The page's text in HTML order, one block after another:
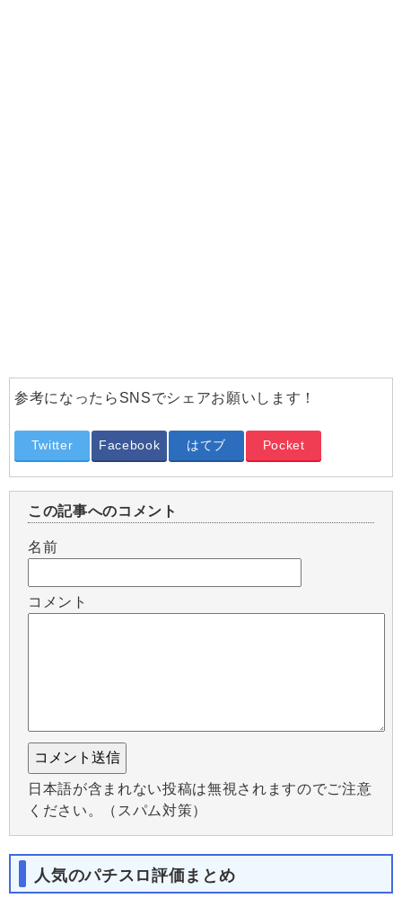
参考になったらSNSでシェアお願いします！
Twitter Facebook はてブ Pocket
この記事へのコメント
名前
コメント
日本語が含まれない投稿は無視されますのでご注意
ください。（スパム対策）
人気のパチスロ評価まとめ